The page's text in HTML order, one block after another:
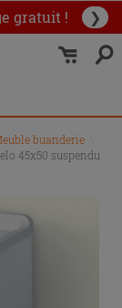
gratuit ! ❯
buanderie
45x50 suspendu